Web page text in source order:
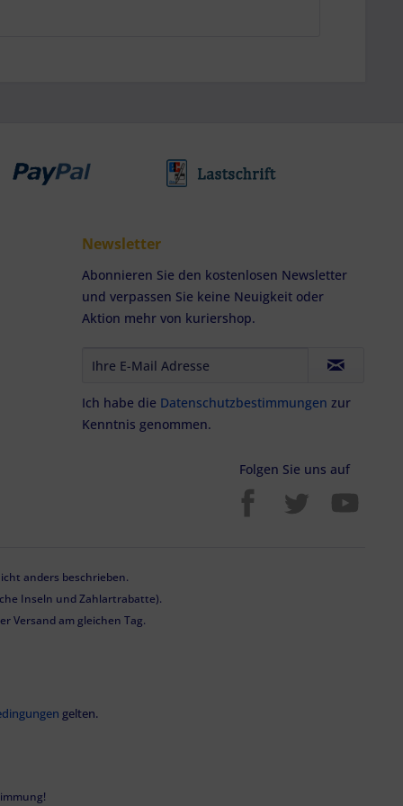
Newsletter
Abonnieren Sie den kostenlosen Newsletter
und verpassen Sie keine Neuigkeit oder
Aktion mehr von kuriershop.
Ich habe die Datenschutzbestimmungen zur
Kenntnis genommen.
Folgen Sie uns auf
anders beschrieben.
Inseln und Zahlartrabatte).
Versand am gleichen Tag.
gelten.